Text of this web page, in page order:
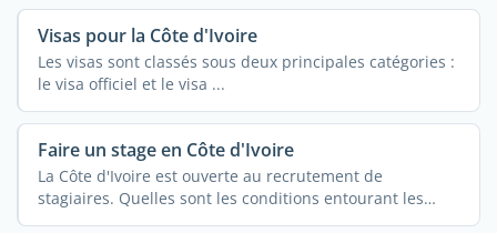
Visas pour la Côte d'Ivoire
Les visas sont classés sous deux principales catégories :
le visa officiel et le visa ...
Faire un stage en Côte d'Ivoire
La Côte d'Ivoire est ouverte au recrutement de
stagiaires. Quelles sont les conditions entourant les
stages ...